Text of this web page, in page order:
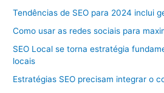
Tendências de SEO para 2024 inclui
Como usar as redes sociais para
SEO Local se torna estratégia
locais
Estratégias SEO precisam integrar o